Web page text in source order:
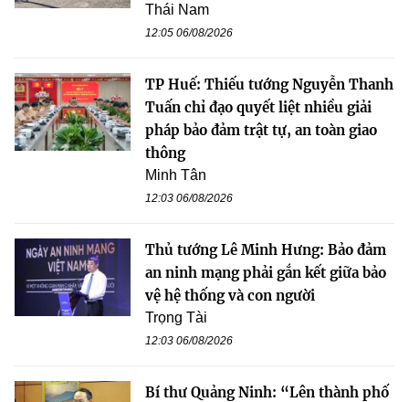
Thái Nam
12:05 06/08/2026
TP Huế: Thiếu tướng Nguyễn Thanh
Tuấn chỉ đạo quyết liệt nhiều giải
pháp bảo đảm trật tự, an toàn giao
thông
Minh Tân
12:03 06/08/2026
Thủ tướng Lê Minh Hưng: Bảo đảm
an ninh mạng phải gắn kết giữa bảo
vệ hệ thống và con người
Trọng Tài
12:03 06/08/2026
Bí thư Quảng Ninh: “Lên thành phố